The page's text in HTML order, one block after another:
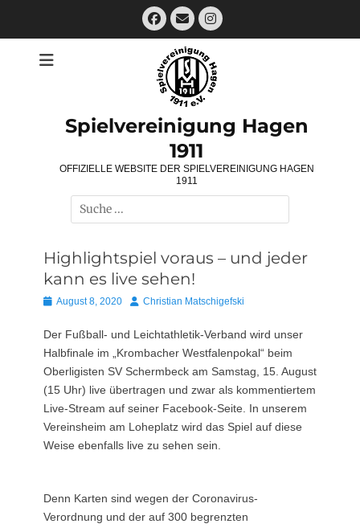
Facebook
E-
Mail
Instagram
Spielvereinigung Hagen
1911
OFFIZIELLE WEBSITE DER SPIELVEREINIGUNG HAGEN
1911
Suchen
nach:
Highlightspiel voraus – und jeder
kann es live sehen!
Posted
August 8, 2020 AutorChristian Matschigefski
Der Fußball- und Leichtathletik-Verband wird unser
Halbfinale im „Krombacher Westfalenpokal“ beim
Oberligisten SV Schermbeck am Samstag, 15. August
(15 Uhr) live übertragen und zwar als kommentiertem
Live-Stream auf seiner Facebook-Seite. In unserem
Vereinsheim am Loheplatz wird das Spiel auf diese
Weise ebenfalls live zu sehen sein.
Denn Karten sind wegen der Coronavirus-
Verordnung und der auf 300 begrenzten